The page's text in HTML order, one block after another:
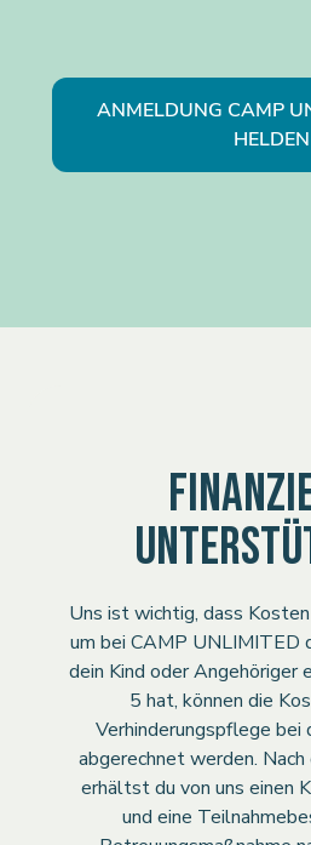
ANMELDUNG CAMP
HELDEN
Uns ist wichtig, dass
um bei CAMP UNLIMITED
dein Kind oder Angehöriger
5 hat, können die
Verhinderungspflege bei
abgerechnet werden.
erhältst du von uns einen
und eine